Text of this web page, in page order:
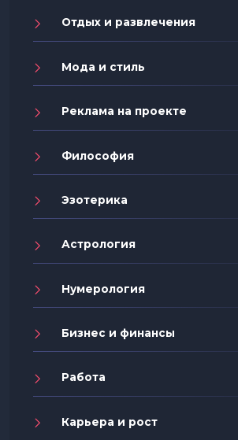
Отдых и развлечения
Мода и стиль
Реклама на проекте
Философия
Эзотерика
Астрология
Нумерология
Бизнес и финансы
Работа
Карьера и рост